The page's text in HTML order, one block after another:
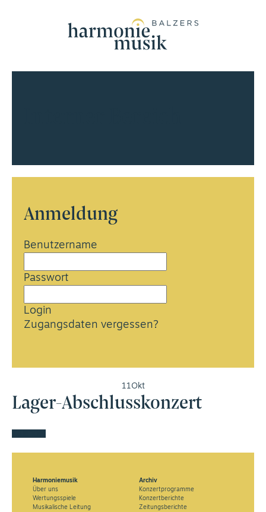
Anmeldung
Benutzername
Passwort
Login
Zugangsdaten vergessen?
11Okt
Lager-Abschlusskonzert
Harmoniemusik
Über uns
Wertungsspiele
Musikalische Leitung
Archiv
Konzertprogramme
Konzertberichte
Zeitungsberichte